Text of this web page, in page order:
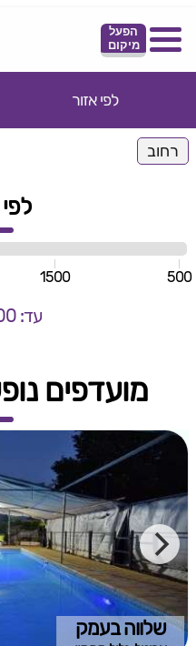
הפעל
מיקום
לפי אזור
רחוב
500
1500
עד: 4000 ש"ח
מועדפים
שלווה בעמק